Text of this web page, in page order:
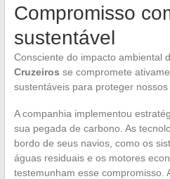
Compromisso
sustentável
Consciente do impacto ambiental
Cruzeiros se compromete
sustentáveis para proteger nossos
A companhia implementou
sua pegada de carbono. As
bordo de seus navios, como os
águas residuais e os motores
testemunham esse compromisso.